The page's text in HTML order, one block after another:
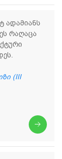
ადამიანს
რაღაცა
(III